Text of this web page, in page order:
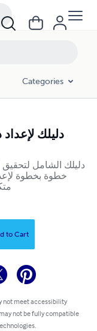
Categories
دليلك
دليلك الشامل لتحقيق
خطوة بخطوة
to Cart
not meet accessibility
not be fully compatible